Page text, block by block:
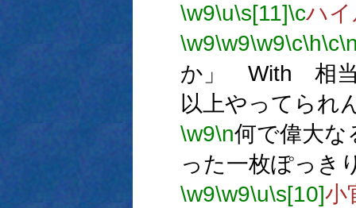
\w9\u\s[11]\cハ
\w9\w9\w9\c\h\c
か」 With 相
以上やってられ
\w9\n何で偉大な
った一枚ぽっき
\w9\w9\u\s[10]小